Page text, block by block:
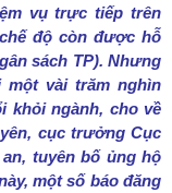
vụ trực tiếp trên
độ còn được hỗ
sách TP). Nhưng
một vài trăm nghìn
khỏi ngành, cho về
cục trưởng Cục
tuyên bố ủng hộ
một số báo đăng